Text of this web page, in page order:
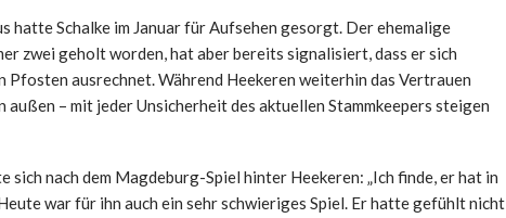
hatte Schalke im Januar für Aufsehen gesorgt. Der ehemalige
zwei geholt worden, hat aber bereits signalisiert, dass er sich
Pfosten ausrechnet. Während Heekeren weiterhin das Vertrauen
– mit jeder Unsicherheit des aktuellen Stammkeepers steigen
sich nach dem Magdeburg-Spiel hinter Heekeren: „Ich finde, er hat in
war für ihn auch ein sehr schwieriges Spiel. Er hatte gefühlt nicht